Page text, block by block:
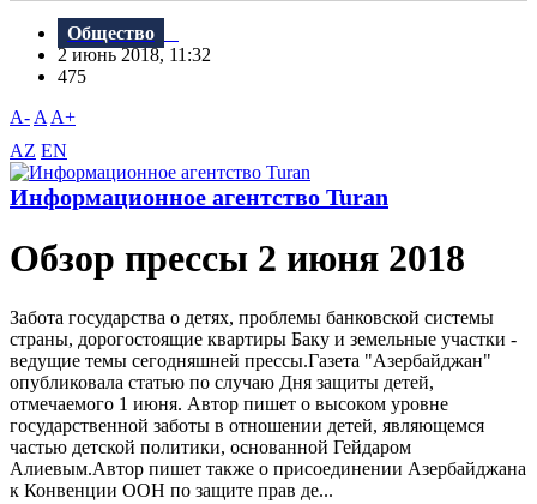
Общество
2 июнь 2018, 11:32
475
A- A A+
AZ EN
Информационное агентство Turan
Обзор прессы 2 июня 2018
Забота государства о детях, проблемы банковской системы
страны, дорогостоящие квартиры Баку и земельные участки -
ведущие темы сегодняшней прессы.Газета "Aзербайджан"
опубликовала статью по случаю Дня защиты детей,
отмечаемого 1 июня. Автор пишет о высоком уровне
государственной заботы в отношении детей, являющемся
частью детской политики, основанной Гейдаром
Алиевым.Автор пишет также о присоединении Азербайджана
к Конвенции ООН по защите прав де...